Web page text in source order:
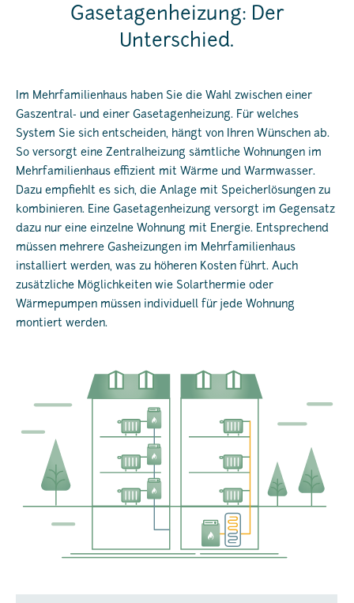
Gasetagenheizung: Der
Unterschied.
Im Mehrfamilienhaus haben Sie die Wahl zwischen einer
Gaszentral- und einer Gasetagenheizung. Für welches
System Sie sich entscheiden, hängt von Ihren Wünschen ab.
So versorgt eine Zentralheizung sämtliche Wohnungen im
Mehrfamilienhaus effizient mit Wärme und Warmwasser.
Dazu empfiehlt es sich, die Anlage mit Speicherlösungen zu
kombinieren. Eine Gasetagenheizung versorgt im Gegensatz
dazu nur eine einzelne Wohnung mit Energie. Entsprechend
müssen mehrere Gasheizungen im Mehrfamilienhaus
installiert werden, was zu höheren Kosten führt. Auch
zusätzliche Möglichkeiten wie Solarthermie oder
Wärmepumpen müssen individuell für jede Wohnung
montiert werden.